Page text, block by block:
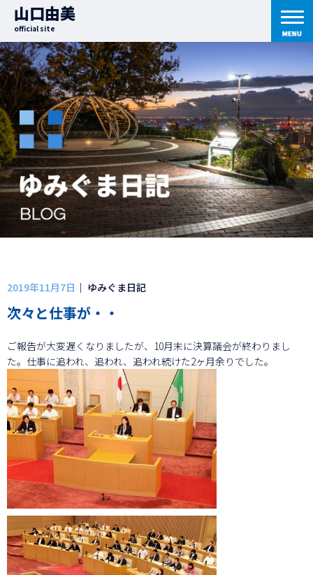
山口由美
official site
2019年11月7日 ｜ ゆみぐま日記
次々と仕事が・・
ご報告が大変遅くなりましたが、10月末に決算議会が終わりまし
た。仕事に追われ、追われ、追われ続けた2ヶ月余りでした。